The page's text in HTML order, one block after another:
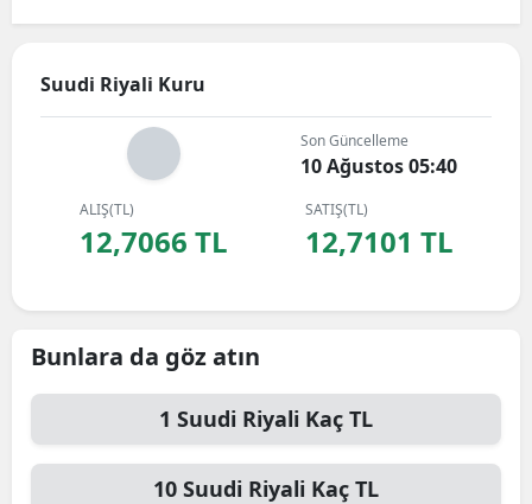
Suudi Riyali Kuru
Son Güncelleme
10 Ağustos 05:40
ALIŞ(TL)
12,7066 TL
SATIŞ(TL)
12,7101 TL
Bunlara da göz atın
1 Suudi Riyali Kaç TL
10 Suudi Riyali Kaç TL